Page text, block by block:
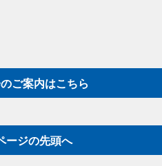
ご案内はこちら
ージの先頭へ